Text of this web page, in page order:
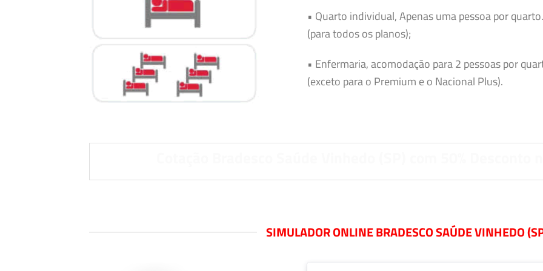
• Quarto individual, Apenas uma pessoa por quarto.
(para todos os planos);
• Enfermaria, acomodação para 2 pessoas por
(exceto para o Premium e o Nacional Plus).
SIMULADOR ONLINE BRADESCO SAÚDE VINHEDO